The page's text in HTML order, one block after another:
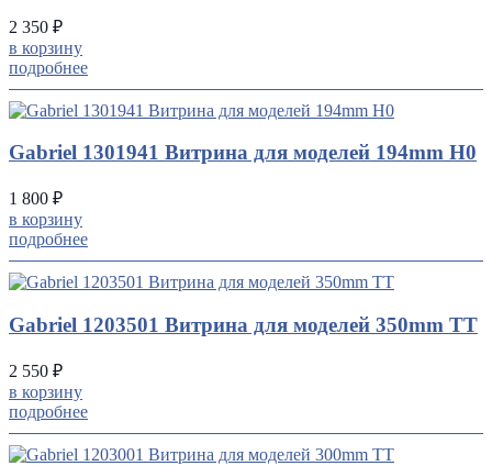
2 350 ₽
в корзину
подробнее
Gabriel 1301941 Витрина для моделей 194mm H0
1 800 ₽
в корзину
подробнее
Gabriel 1203501 Витрина для моделей 350mm TT
2 550 ₽
в корзину
подробнее